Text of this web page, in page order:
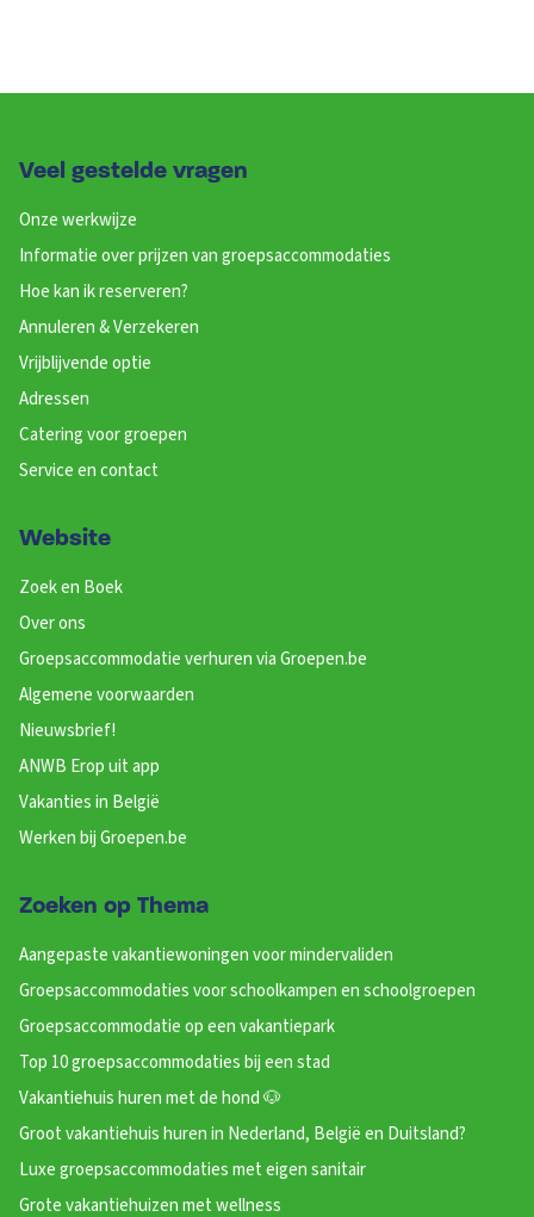
Veel gestelde vragen
Onze werkwijze
Informatie over prijzen van groepsaccommodaties
Hoe kan ik reserveren?
Annuleren & Verzekeren
Vrijblijvende optie
Adressen
Catering voor groepen
Service en contact
Website
Zoek en Boek
Over ons
Groepsaccommodatie verhuren via Groepen.be
Algemene voorwaarden
Nieuwsbrief!
ANWB Erop uit app
Vakanties in België
Werken bij Groepen.be
Zoeken op Thema
Aangepaste vakantiewoningen voor mindervaliden
Groepsaccommodaties voor schoolkampen en schoolgroepen
Groepsaccommodatie op een vakantiepark
Top 10 groepsaccommodaties bij een stad
Vakantiehuis huren met de hond 🐶
Groot vakantiehuis huren in Nederland, België en Duitsland?
Luxe groepsaccommodaties met eigen sanitair
Grote vakantiehuizen met wellness